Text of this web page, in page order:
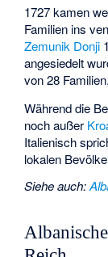
1727 kamen
Familien ins
Zemunik Donji
angesiedelt
von 28
Während die
noch außer
Italienisch
lokalen
Siehe auch: